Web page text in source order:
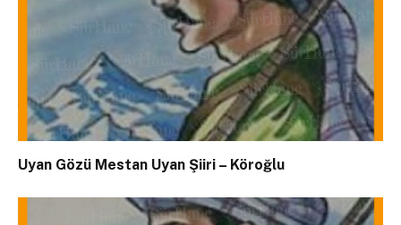
Uyan Gözü Mestan Uyan Şiiri – Köroğlu